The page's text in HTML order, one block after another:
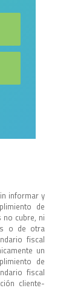
informar y
de
cubre, ni
o de otra
fiscal
un
de
fiscal
cliente-